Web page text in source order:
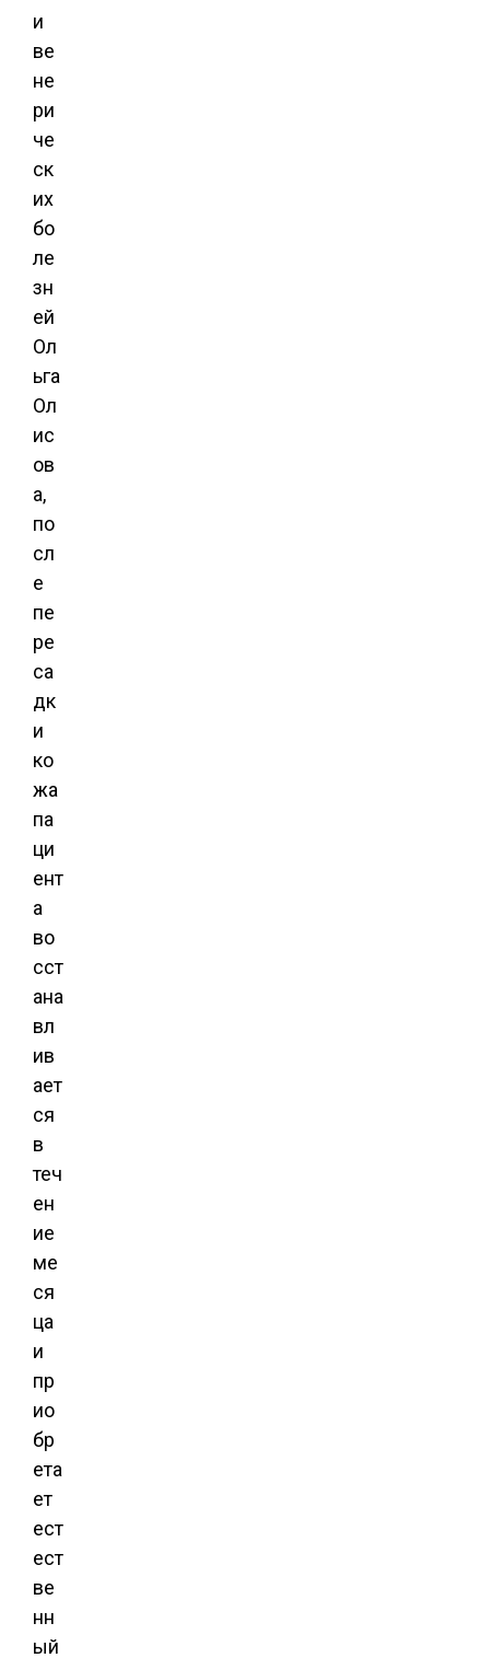
и
ве
не
ри
че
ск
их
бо
ле
зн
ей
Ол
ьга
Ол
ис
ов
а,
по
сл
е
пе
ре
са
дк
и
ко
жа
па
ци
ент
а
во
сст
ана
вл
ив
ает
ся
в
теч
ен
ие
ме
ся
ца
и
пр
ио
бр
ета
ет
ест
ест
ве
нн
ый